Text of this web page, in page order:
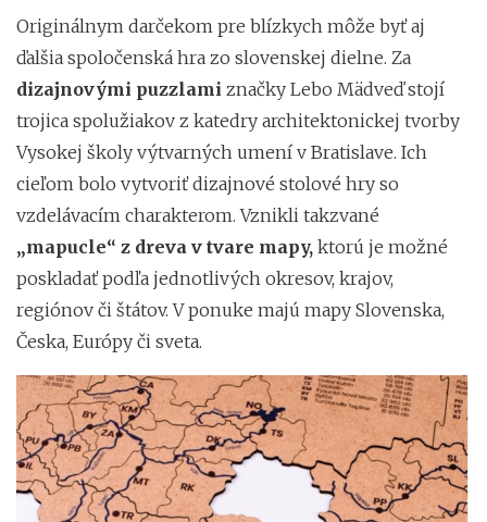
Originálnym darčekom pre blízkych môže byť aj
ďalšia spoločenská hra zo slovenskej dielne. Za
dizajnovými puzzlami značky Lebo Mädveď stojí
trojica spolužiakov z katedry architektonickej tvorby
Vysokej školy výtvarných umení v Bratislave. Ich
cieľom bolo vytvoriť dizajnové stolové hry so
vzdelávacím charakterom. Vznikli takzvané
„mapucle“ z dreva v tvare mapy, ktorú je možné
poskladať podľa jednotlivých okresov, krajov,
regiónov či štátov. V ponuke majú mapy Slovenska,
Česka, Európy či sveta.